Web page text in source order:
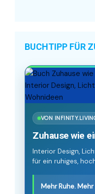
BUCHTIPP FÜR
VON
Zuhause wie
Interior Design,
für ein ruhiges,
Mehr Ruhe.